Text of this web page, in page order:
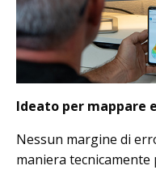
Ideato per mappare
Nessun margine di
maniera